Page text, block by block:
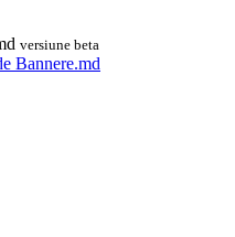
versiune beta